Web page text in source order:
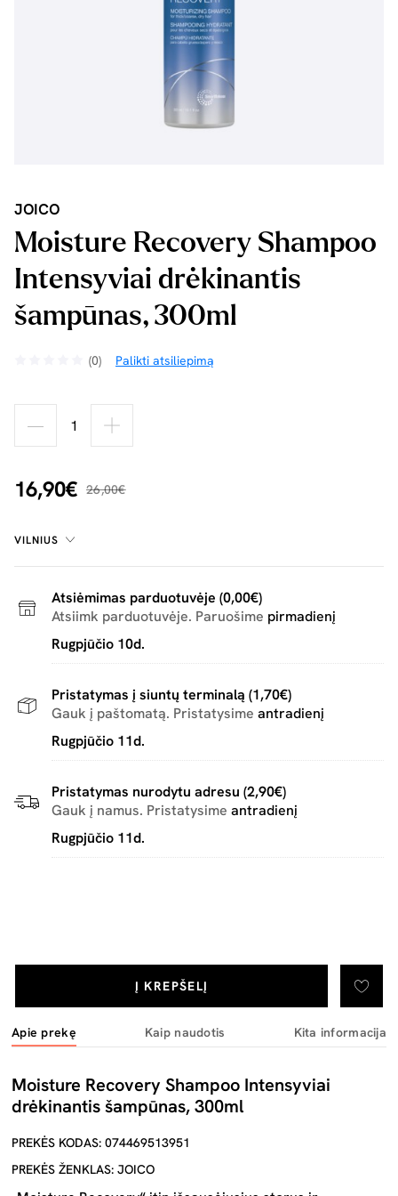
JOICO
Moisture Recovery Shampoo
Intensyviai drėkinantis
šampūnas, 300ml
(0) Palikti atsiliepimą
16,90€ 26,00€
Į KREPŠELĮ
VILNIUS
Atsiėmimas parduotuvėje (0,00€)
Atsiimk parduotuvėje. Paruošime pirmadienį
Rugpjūčio 10d.
Pristatymas į siuntų terminalą (1,70€)
Gauk į paštomatą. Pristatysime antradienį
Rugpjūčio 11d.
Pristatymas nurodytu adresu (2,90€)
Gauk į namus. Pristatysime antradienį
Rugpjūčio 11d.
Apie prekę Kaip naudotis Kita informacija
Moisture Recovery Shampoo Intensyviai
drėkinantis šampūnas, 300ml
PREKĖS KODAS: 074469513951
PREKĖS ŽENKLAS: JOICO